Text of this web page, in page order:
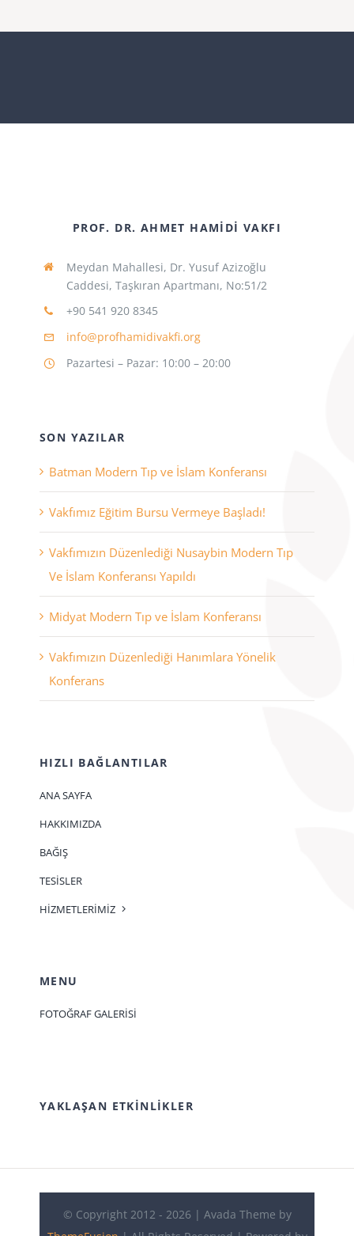
PROF. DR. AHMET HAMIDI VAKFI
Meydan Mahallesi, Dr. Yusuf Azizoğlu
Caddesi, Taşkıran Apartmanı, No:51/2
+90 541 920 8345
info@profhamidivakfi.org
Pazartesi – Pazar: 10:00 – 20:00
SON YAZILAR
Batman Modern Tıp ve İslam Konferansı
Vakfımız Eğitim Bursu Vermeye Başladı!
Vakfımızın Düzenlediği Nusaybin Modern Tıp
Ve İslam Konferansı Yapıldı
Midyat Modern Tıp ve İslam Konferansı
Vakfımızın Düzenlediği Hanımlara Yönelik
Konferans
HIZLI BAĞLANTILAR
ANA SAYFA
HAKKIMIZDA
BAĞIŞ
TESİSLER
HİZMETLERİMİZ
MENU
FOTOĞRAF GALERİSİ
YAKLAŞAN ETKINLIKLER
© Copyright 2012 - 2026 | Avada Theme by